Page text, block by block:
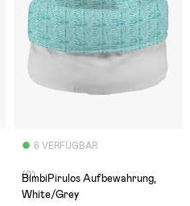
6 VERFÜGBAR
(0)
BimbiPirulos Aufbewahrung,
White/Grey